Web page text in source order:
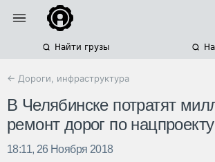
Найти грузы
← Дороги, инфраструктура
В Челябинске потратят
ремонт дорог по нацпроекту
18:11, 26 Ноября 2018